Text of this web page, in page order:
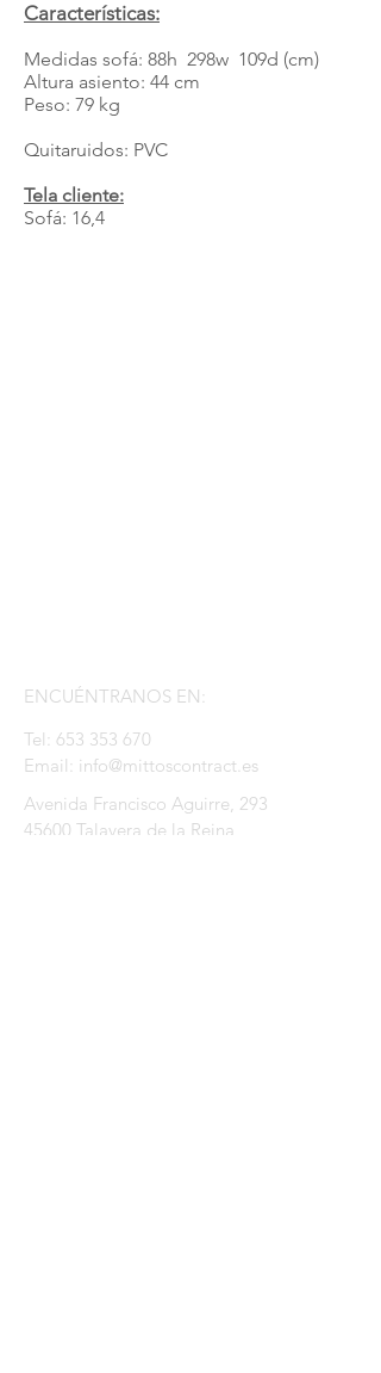
Características:
Medidas sofá: 88h 298w 109d (cm)
Altura asiento: 44 cm
Peso: 79 kg
Quitaruidos: PVC
Tela cliente:
Sofá: 16,4
ENCUÉNTRANOS EN:
Tel: 653 353 670
Email: info@mittoscontract.es
Avenida Francisco Aguirre, 293
45600 Talavera de la Reina